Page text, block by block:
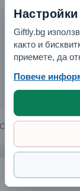
Форма за розети с 4
5.12 € / 10.01 лв.
Вземи -10%
Отвори
Copyright © 2026
Giftly.bg
както и
приемете, да
Повече